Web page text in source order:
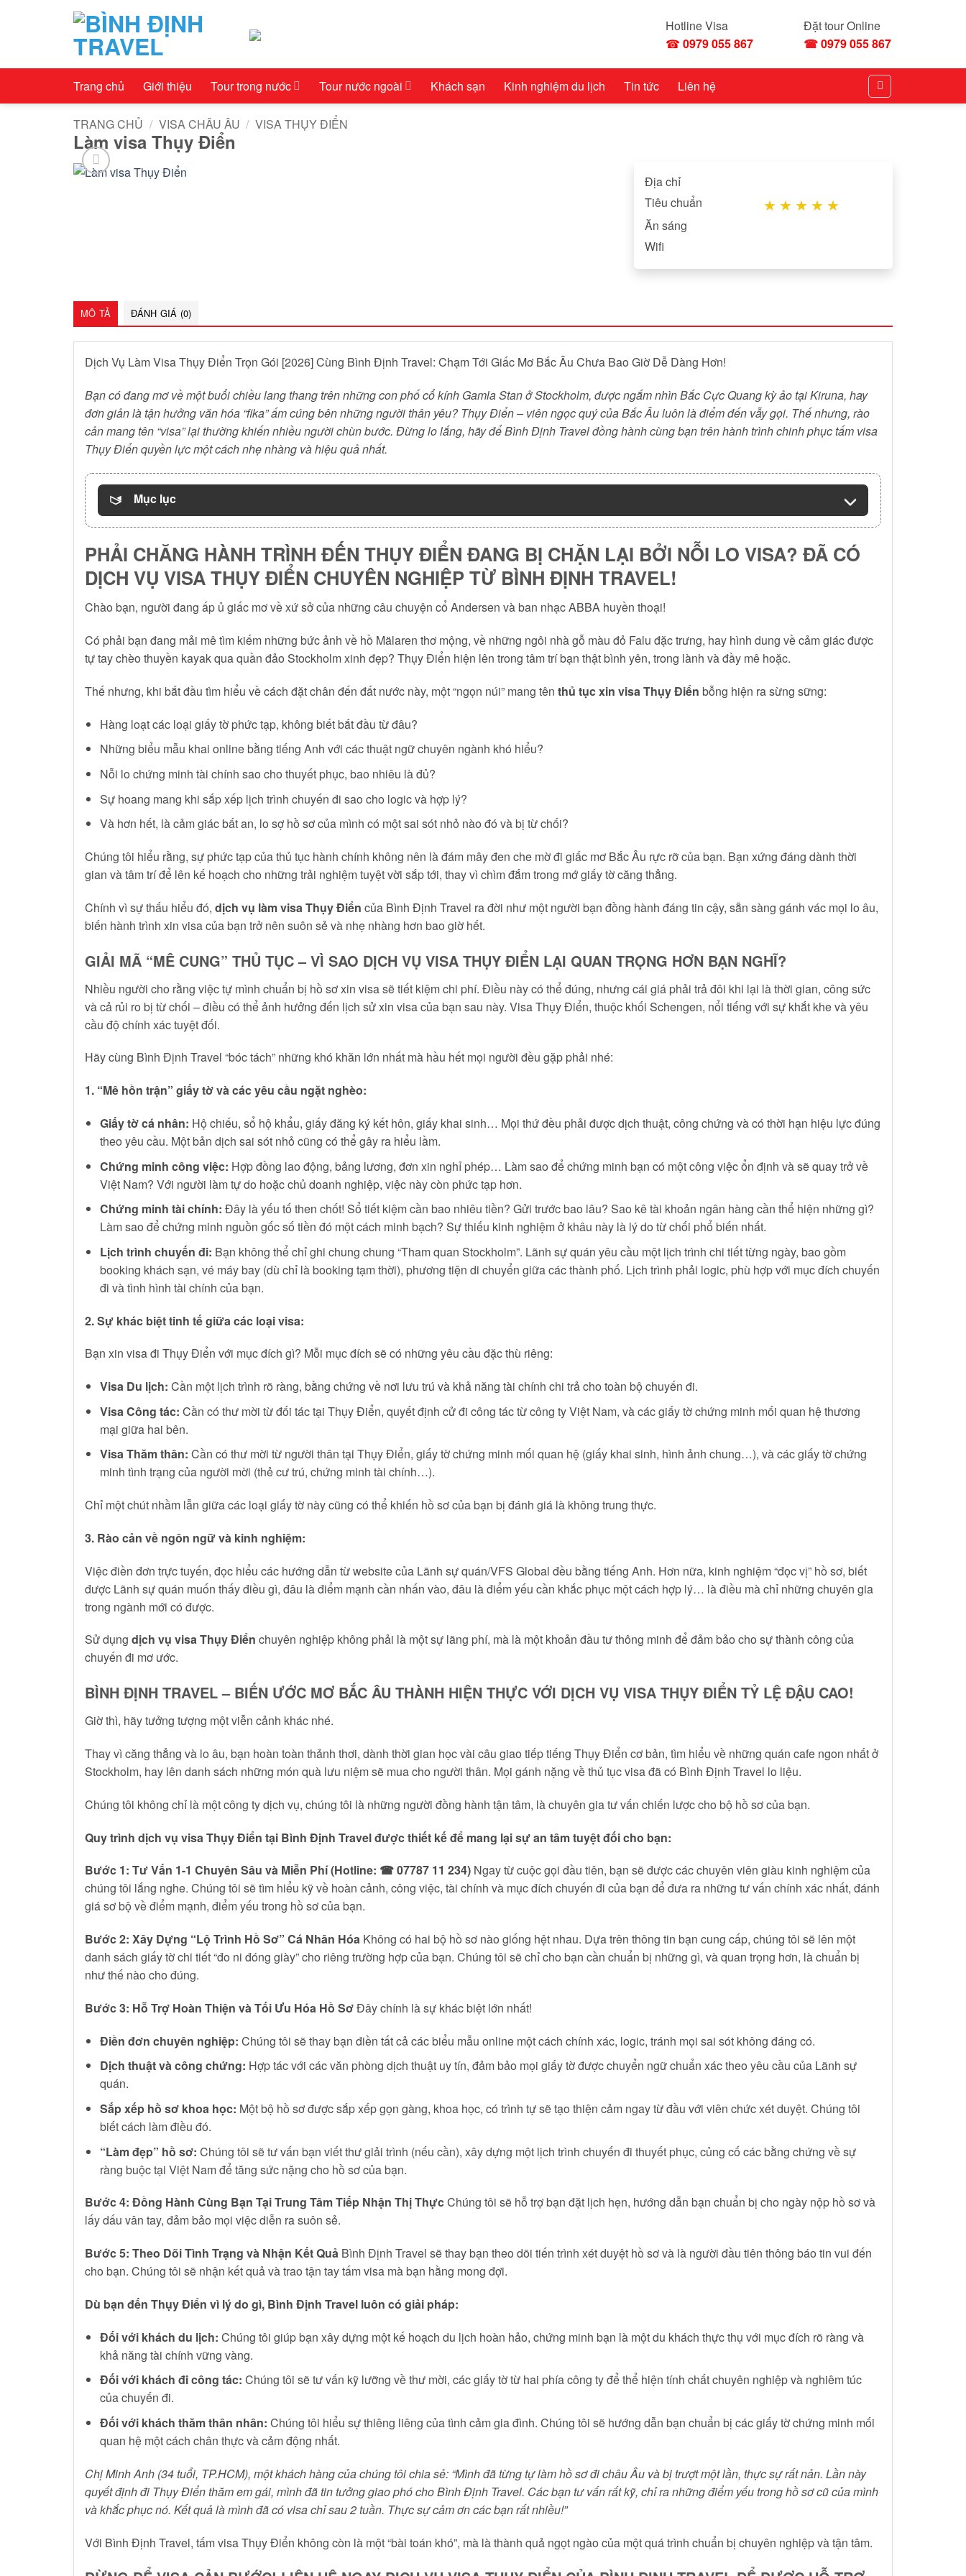
Hotline Visa
☎ 0979 055 867
Đặt tour Online
☎0979 055 867
Trang chủ Giới thiệu Tour trong nước Tour nước ngoài Khách sạn Kinh nghiệm du lịch Tin tức Liên hệ
TRANG CHỦ / VISA CHÂU ÂU / VISA THỤY ĐIỂN
Làm visa Thụy Điển
Địa chỉ
Tiêu chuẩn
★ ★ ★ ★ ★
Ăn sáng
Wifi
MÔ TẢ ĐÁNH GIÁ (0)
Dịch Vụ Làm Visa Thụy Điển Trọn Gói [2026] Cùng Bình Định Travel: Chạm Tới Giấc Mơ Bắc Âu Chưa Bao Giờ Dễ Dàng Hơn!
Bạn có đang mơ về một buổi chiều lang thang trên những con phố cổ kính Gamla Stan ở Stockholm, được ngắm nhìn Bắc Cực Quang kỳ ảo tại Kiruna, hay
đơn giản là tận hưởng văn hóa “fika” ấm cúng bên những người thân yêu? Thụy Điển – viên ngọc quý của Bắc Âu luôn là điểm đến vẫy gọi. Thế nhưng, rào
cản mang tên “visa” lại thường khiến nhiều người chùn bước. Đừng lo lắng, hãy để Bình Định Travel đồng hành cùng bạn trên hành trình chinh phục tấm visa
Thụy Điển quyền lực một cách nhẹ nhàng và hiệu quả nhất.
Mục lục
PHẢI CHĂNG HÀNH TRÌNH ĐẾN THỤY ĐIỂN ĐANG BỊ CHẶN LẠI BỞI NỖI LO VISA? ĐÃ CÓ
DỊCH VỤ VISA THỤY ĐIỂN CHUYÊN NGHIỆP TỪ BÌNH ĐỊNH TRAVEL!
Chào bạn, người đang ấp ủ giấc mơ về xứ sở của những câu chuyện cổ Andersen và ban nhạc ABBA huyền thoại!
Có phải bạn đang mải mê tìm kiếm những bức ảnh về hồ Mälaren thơ mộng, về những ngôi nhà gỗ màu đỏ Falu đặc trưng, hay hình dung về cảm giác được
tự tay chèo thuyền kayak qua quần đảo Stockholm xinh đẹp? Thụy Điển hiện lên trong tâm trí bạn thật bình yên, trong lành và đầy mê hoặc.
Thế nhưng, khi bắt đầu tìm hiểu về cách đặt chân đến đất nước này, một “ngọn núi” mang tên thủ tục xin visa Thụy Điển bỗng hiện ra sừng sững:
Hàng loạt các loại giấy tờ phức tạp, không biết bắt đầu từ đâu?
Những biểu mẫu khai online bằng tiếng Anh với các thuật ngữ chuyên ngành khó hiểu?
Nỗi lo chứng minh tài chính sao cho thuyết phục, bao nhiêu là đủ?
Sự hoang mang khi sắp xếp lịch trình chuyến đi sao cho logic và hợp lý?
Và hơn hết, là cảm giác bất an, lo sợ hồ sơ của mình có một sai sót nhỏ nào đó và bị từ chối?
Chúng tôi hiểu rằng, sự phức tạp của thủ tục hành chính không nên là đám mây đen che mờ đi giấc mơ Bắc Âu rực rỡ của bạn. Bạn xứng đáng dành thời
gian và tâm trí để lên kế hoạch cho những trải nghiệm tuyệt vời sắp tới, thay vì chìm đắm trong mớ giấy tờ căng thẳng.
Chính vì sự thấu hiểu đó, dịch vụ làm visa Thụy Điển của Bình Định Travel ra đời như một người bạn đồng hành đáng tin cậy, sẵn sàng gánh vác mọi lo âu,
biến hành trình xin visa của bạn trở nên suôn sẻ và nhẹ nhàng hơn bao giờ hết.
GIẢI MÃ “MÊ CUNG” THỦ TỤC – VÌ SAO DỊCH VỤ VISA THỤY ĐIỂN LẠI QUAN TRỌNG HƠN BẠN NGHĨ?
Nhiều người cho rằng việc tự mình chuẩn bị hồ sơ xin visa sẽ tiết kiệm chi phí. Điều này có thể đúng, nhưng cái giá phải trả đôi khi lại là thời gian, công sức
và cả rủi ro bị từ chối – điều có thể ảnh hưởng đến lịch sử xin visa của bạn sau này. Visa Thụy Điển, thuộc khối Schengen, nổi tiếng với sự khắt khe và yêu
cầu độ chính xác tuyệt đối.
Hãy cùng Bình Định Travel “bóc tách” những khó khăn lớn nhất mà hầu hết mọi người đều gặp phải nhé:
1. “Mê hồn trận” giấy tờ và các yêu cầu ngặt nghèo:
Giấy tờ cá nhân: Hộ chiếu, sổ hộ khẩu, giấy đăng ký kết hôn, giấy khai sinh… Mọi thứ đều phải được dịch thuật, công chứng và có thời hạn hiệu lực đúng
theo yêu cầu. Một bản dịch sai sót nhỏ cũng có thể gây ra hiểu lầm.
Chứng minh công việc: Hợp đồng lao động, bảng lương, đơn xin nghỉ phép… Làm sao để chứng minh bạn có một công việc ổn định và sẽ quay trở về
Việt Nam? Với người làm tự do hoặc chủ doanh nghiệp, việc này còn phức tạp hơn.
Chứng minh tài chính: Đây là yếu tố then chốt! Sổ tiết kiệm cần bao nhiêu tiền? Gửi trước bao lâu? Sao kê tài khoản ngân hàng cần thể hiện những gì?
Làm sao để chứng minh nguồn gốc số tiền đó một cách minh bạch? Sự thiếu kinh nghiệm ở khâu này là lý do từ chối phổ biến nhất.
Lịch trình chuyến đi: Bạn không thể chỉ ghi chung chung “Tham quan Stockholm”. Lãnh sự quán yêu cầu một lịch trình chi tiết từng ngày, bao gồm
booking khách sạn, vé máy bay (dù chỉ là booking tạm thời), phương tiện di chuyển giữa các thành phố. Lịch trình phải logic, phù hợp với mục đích chuyến
đi và tình hình tài chính của bạn.
2. Sự khác biệt tinh tế giữa các loại visa:
Bạn xin visa đi Thụy Điển với mục đích gì? Mỗi mục đích sẽ có những yêu cầu đặc thù riêng:
Visa Du lịch: Cần một lịch trình rõ ràng, bằng chứng về nơi lưu trú và khả năng tài chính chi trả cho toàn bộ chuyến đi.
Visa Công tác: Cần có thư mời từ đối tác tại Thụy Điển, quyết định cử đi công tác từ công ty Việt Nam, và các giấy tờ chứng minh mối quan hệ thương
mại giữa hai bên.
Visa Thăm thân: Cần có thư mời từ người thân tại Thụy Điển, giấy tờ chứng minh mối quan hệ (giấy khai sinh, hình ảnh chung…), và các giấy tờ chứng
minh tình trạng của người mời (thẻ cư trú, chứng minh tài chính…).
Chỉ một chút nhầm lẫn giữa các loại giấy tờ này cũng có thể khiến hồ sơ của bạn bị đánh giá là không trung thực.
3. Rào cản về ngôn ngữ và kinh nghiệm:
Việc điền đơn trực tuyến, đọc hiểu các hướng dẫn từ website của Lãnh sự quán/VFS Global đều bằng tiếng Anh. Hơn nữa, kinh nghiệm “đọc vị” hồ sơ, biết
được Lãnh sự quán muốn thấy điều gì, đâu là điểm mạnh cần nhấn vào, đâu là điểm yếu cần khắc phục một cách hợp lý… là điều mà chỉ những chuyên gia
trong ngành mới có được.
Sử dụng dịch vụ visa Thụy Điển chuyên nghiệp không phải là một sự lãng phí, mà là một khoản đầu tư thông minh để đảm bảo cho sự thành công của
chuyến đi mơ ước.
BÌNH ĐỊNH TRAVEL – BIẾN ƯỚC MƠ BẮC ÂU THÀNH HIỆN THỰC VỚI DỊCH VỤ VISA THỤY ĐIỂN TỶ LỆ ĐẬU CAO!
Giờ thì, hãy tưởng tượng một viễn cảnh khác nhé.
Thay vì căng thẳng và lo âu, bạn hoàn toàn thảnh thơi, dành thời gian học vài câu giao tiếp tiếng Thụy Điển cơ bản, tìm hiểu về những quán cafe ngon nhất ở
Stockholm, hay lên danh sách những món quà lưu niệm sẽ mua cho người thân. Mọi gánh nặng về thủ tục visa đã có Bình Định Travel lo liệu.
Chúng tôi không chỉ là một công ty dịch vụ, chúng tôi là những người đồng hành tận tâm, là chuyên gia tư vấn chiến lược cho bộ hồ sơ của bạn.
Quy trình dịch vụ visa Thụy Điển tại Bình Định Travel được thiết kế để mang lại sự an tâm tuyệt đối cho bạn:
Bước 1: Tư Vấn 1-1 Chuyên Sâu và Miễn Phí (Hotline: ☎ 07787 11 234) Ngay từ cuộc gọi đầu tiên, bạn sẽ được các chuyên viên giàu kinh nghiệm của
chúng tôi lắng nghe. Chúng tôi sẽ tìm hiểu kỹ về hoàn cảnh, công việc, tài chính và mục đích chuyến đi của bạn để đưa ra những tư vấn chính xác nhất, đánh
giá sơ bộ về điểm mạnh, điểm yếu trong hồ sơ của bạn.
Bước 2: Xây Dựng “Lộ Trình Hồ Sơ” Cá Nhân Hóa Không có hai bộ hồ sơ nào giống hệt nhau. Dựa trên thông tin bạn cung cấp, chúng tôi sẽ lên một
danh sách giấy tờ chi tiết “đo ni đóng giày” cho riêng trường hợp của bạn. Chúng tôi sẽ chỉ cho bạn cần chuẩn bị những gì, và quan trọng hơn, là chuẩn bị
như thế nào cho đúng.
Bước 3: Hỗ Trợ Hoàn Thiện và Tối Ưu Hóa Hồ SơĐây chính là sự khác biệt lớn nhất!
Điền đơn chuyên nghiệp: Chúng tôi sẽ thay bạn điền tất cả các biểu mẫu online một cách chính xác, logic, tránh mọi sai sót không đáng có.
Dịch thuật và công chứng: Hợp tác với các văn phòng dịch thuật uy tín, đảm bảo mọi giấy tờ được chuyển ngữ chuẩn xác theo yêu cầu của Lãnh sự
quán.
Sắp xếp hồ sơ khoa học: Một bộ hồ sơ được sắp xếp gọn gàng, khoa học, có trình tự sẽ tạo thiện cảm ngay từ đầu với viên chức xét duyệt. Chúng tôi
biết cách làm điều đó.
“Làm đẹp” hồ sơ: Chúng tôi sẽ tư vấn bạn viết thư giải trình (nếu cần), xây dựng một lịch trình chuyến đi thuyết phục, củng cố các bằng chứng về sự
ràng buộc tại Việt Nam để tăng sức nặng cho hồ sơ của bạn.
Bước 4: Đồng Hành Cùng Bạn Tại Trung Tâm Tiếp Nhận Thị ThựcChúng tôi sẽ hỗ trợ bạn đặt lịch hẹn, hướng dẫn bạn chuẩn bị cho ngày nộp hồ sơ và
lấy dấu vân tay, đảm bảo mọi việc diễn ra suôn sẻ.
Bước 5: Theo Dõi Tình Trạng và Nhận Kết Quả Bình Định Travel sẽ thay bạn theo dõi tiến trình xét duyệt hồ sơ và là người đầu tiên thông báo tin vui đến
cho bạn. Chúng tôi sẽ nhận kết quả và trao tận tay tấm visa mà bạn hằng mong đợi.
Dù bạn đến Thụy Điển vì lý do gì, Bình Định Travel luôn có giải pháp:
Đối với khách du lịch: Chúng tôi giúp bạn xây dựng một kế hoạch du lịch hoàn hảo, chứng minh bạn là một du khách thực thụ với mục đích rõ ràng và
khả năng tài chính vững vàng.
Đối với khách đi công tác: Chúng tôi sẽ tư vấn kỹ lưỡng về thư mời, các giấy tờ từ hai phía công ty để thể hiện tính chất chuyên nghiệp và nghiêm túc
của chuyến đi.
Đối với khách thăm thân nhân: Chúng tôi hiểu sự thiêng liêng của tình cảm gia đình. Chúng tôi sẽ hướng dẫn bạn chuẩn bị các giấy tờ chứng minh mối
quan hệ một cách chân thực và cảm động nhất.
Chị Minh Anh (34 tuổi, TP.HCM), một khách hàng của chúng tôi chia sẻ: “Mình đã từng tự làm hồ sơ đi châu Âu và bị trượt một lần, thực sự rất nản. Lần này
quyết định đi Thụy Điển thăm em gái, mình đã tin tưởng giao phó cho Bình Định Travel. Các bạn tư vấn rất kỹ, chỉ ra những điểm yếu trong hồ sơ cũ của mình
và khắc phục nó. Kết quả là mình đã có visa chỉ sau 2 tuần. Thực sự cảm ơn các bạn rất nhiều!”
Với Bình Định Travel, tấm visa Thụy Điển không còn là một “bài toán khó”, mà là thành quả ngọt ngào của một quá trình chuẩn bị chuyên nghiệp và tận tâm.